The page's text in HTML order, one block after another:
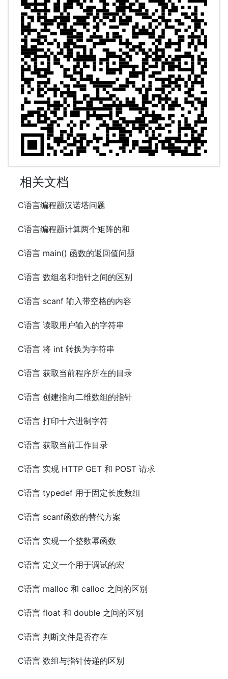
相关文档
C语言编程题汉诺塔问题
C语言编程题计算两个矩阵的和
C语言 main() 函数的返回值问题
C语言 数组名和指针之间的区别
C语言 scanf 输入带空格的内容
C语言 读取用户输入的字符串
C语言 将 int 转换为字符串
C语言 获取当前程序所在的目录
C语言 创建指向二维数组的指针
C语言 打印十六进制字符
C语言 获取当前工作目录
C语言 实现 HTTP GET 和 POST 请求
C语言 typedef 用于固定长度数组
C语言 scanf函数的替代方案
C语言 实现一个整数幂函数
C语言 定义一个用于调试的宏
C语言 malloc 和 calloc 之间的区别
C语言 float 和 double 之间的区别
C语言 判断文件是否存在
C语言 数组与指针传递的区别